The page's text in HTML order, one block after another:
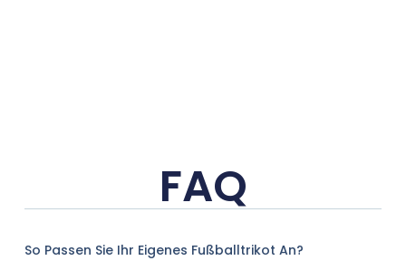
FAQ
So Passen Sie Ihr Eigenes Fußballtrikot An?